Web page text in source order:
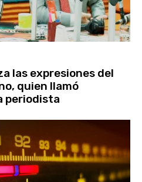
las expresiones del
quien llamó
periodista